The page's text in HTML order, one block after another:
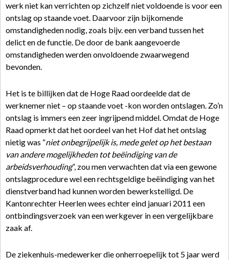
werk niet kan verrichten op zichzelf niet voldoende is voor een
ontslag op staande voet. Daarvoor zijn bijkomende
omstandigheden nodig, zoals bijv. een verband tussen het
delict en de functie. De door de bank aangevoerde
omstandigheden werden onvoldoende zwaarwegend
bevonden.
Het is te billijken dat de Hoge Raad oordeelde dat de
werknemer niet – op staande voet -kon worden ontslagen. Zo’n
ontslag is immers een zeer ingrijpend middel. Omdat de Hoge
Raad opmerkt dat het oordeel van het Hof dat het ontslag
nietig was “niet onbegrijpelijk is, mede gelet op het bestaan
van andere mogelijkheden tot beëindiging van de
arbeidsverhouding”, zou men verwachten dat via een gewone
ontslagprocedure wel een rechtsgeldige beëindiging van het
dienstverband had kunnen worden bewerkstelligd. De
Kantonrechter Heerlen wees echter eind januari 2011 een
ontbindingsverzoek van een werkgever in een vergelijkbare
zaak af.
De ziekenhuis-medewerker die onherroepelijk tot 5 jaar werd